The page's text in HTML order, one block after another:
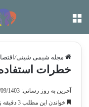
مجله شیمی شینی/
خطرات
آخرین به روز رسانی: 12/09/1403
خواندن این مطلب 3 دقیقه زمان میبرد